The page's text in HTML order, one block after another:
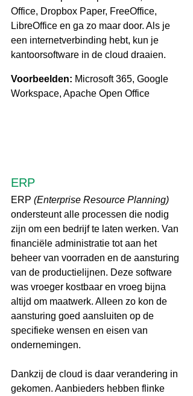
Office, Dropbox Paper, FreeOffice,
LibreOffice en ga zo maar door. Als je
een internetverbinding hebt, kun je
kantoorsoftware in de cloud draaien.
Voorbeelden: Microsoft 365, Google
Workspace, Apache Open Office
ERP
ERP (Enterprise Resource Planning)
ondersteunt alle processen die nodig
zijn om een bedrijf te laten werken. Van
financiële administratie tot aan het
beheer van voorraden en de aansturing
van de productielijnen. Deze software
was vroeger kostbaar en vroeg bijna
altijd om maatwerk. Alleen zo kon de
aansturing goed aansluiten op de
specifieke wensen en eisen van
ondernemingen.
Dankzij de cloud is daar verandering in
gekomen. Aanbieders hebben flinke